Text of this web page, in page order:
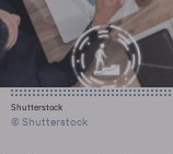
Shutterstock
© Shutterstock